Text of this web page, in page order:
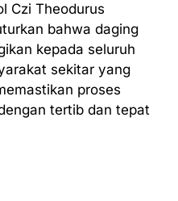
Czi Theodurus
bahwa daging
kepada seluruh
sekitar yang
proses
tertib dan tepat